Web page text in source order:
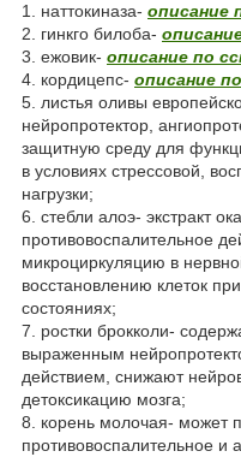
1. наттокиназа- описание
2. гинкго билоба-
3. ежовик- описание по
4. кордицепс- описание
5. листья оливы
нейропротектор,
защитную среду для
в условиях стрессовой,
нагрузки;
6. стебли алоэ- экстракт
противовоспалительное
микроциркуляцию в
восстановлению клеток
состояниях;
7. ростки брокколи-
выраженным
действием, снижают
детоксикацию мозга;
8. корень молочая- может
противовоспалительное и